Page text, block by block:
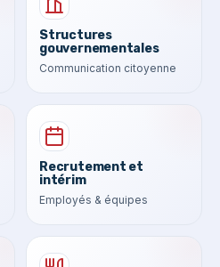
Structures
gouvernementales
Communication citoyenne
Recrutement et
intérim
Employés & équipes